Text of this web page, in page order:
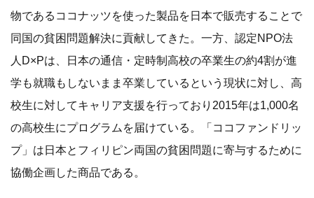
物であるココナッツを使った製品を日本で販売することで
同国の貧困問題解決に貢献してきた。一方、認定NPO法
人D×Pは、日本の通信・定時制高校の卒業生の約4割が進
学も就職もしないまま卒業しているという現状に対し、高
校生に対してキャリア支援を行っており2015年は1,000名
の高校生にプログラムを届けている。「ココファンドリッ
プ」は日本とフィリピン両国の貧困問題に寄与するために
協働企画した商品である。